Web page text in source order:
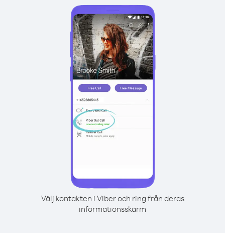
Välj kontakten i Viber och ring från deras
informationsskärm